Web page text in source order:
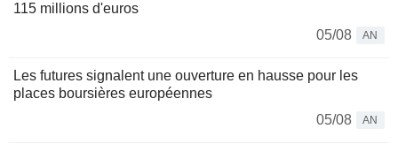
115 millions d'euros
05/08
AN
Les futures signalent une ouverture en hausse pour les
places boursières européennes
05/08
AN